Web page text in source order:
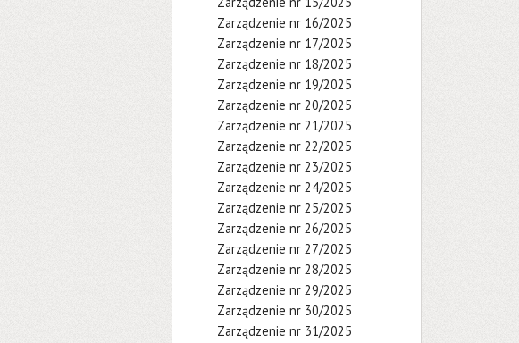
Zarządzenie nr 16/2025
Zarządzenie nr 17/2025
Zarządzenie nr 18/2025
Zarządzenie nr 19/2025
Zarządzenie nr 20/2025
Zarządzenie nr 21/2025
Zarządzenie nr 22/2025
Zarządzenie nr 23/2025
Zarządzenie nr 24/2025
Zarządzenie nr 25/2025
Zarządzenie nr 26/2025
Zarządzenie nr 27/2025
Zarządzenie nr 28/2025
Zarządzenie nr 29/2025
Zarządzenie nr 30/2025
Zarządzenie nr 31/2025